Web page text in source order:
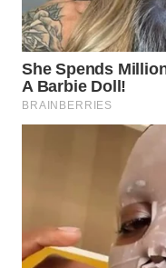
WAHANA
OTOMOTIF
WAHANA
HEALTH
LAPAK